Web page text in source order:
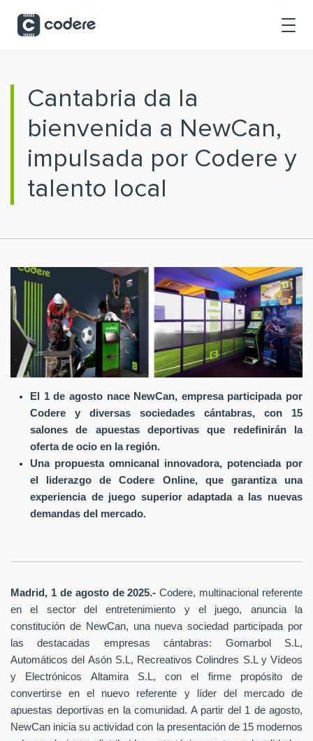
Cantabria da la
bienvenida a NewCan,
impulsada por Codere y
talento local
El 1 de agosto nace NewCan, empresa participada por
Codere y diversas sociedades cántabras, con 15
salones de apuestas deportivas que redefinirán la
oferta de ocio en la región.
Una propuesta omnicanal innovadora, potenciada por
el liderazgo de Codere Online, que garantiza una
experiencia de juego superior adaptada a las nuevas
demandas del mercado.
Madrid, 1 de agosto de 2025.-Codere, multinacional referente
en el sector del entretenimiento y el juego, anuncia la
constitución de NewCan, una nueva sociedad participada por
las destacadas empresas cántabras: Gomarbol S.L,
Automáticos del Asón S.L, Recreativos Colindres S.L y Vídeos
y Electrónicos Altamira S.L, con el firme propósito de
convertirse en el nuevo referente y líder del mercado de
apuestas deportivas en la comunidad. A partir del 1 de agosto,
NewCan inicia su actividad con la presentación de 15 modernos